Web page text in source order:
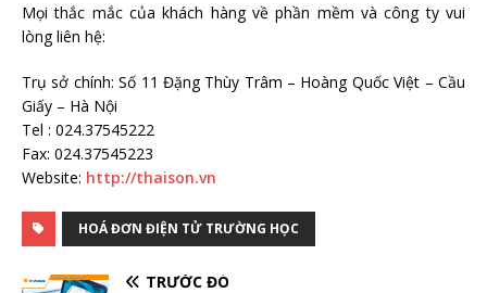
Mọi thắc mắc của khách hàng về phần mềm và công ty vui
lòng liên hệ:
Trụ sở chính: Số 11 Đặng Thùy Trâm – Hoàng Quốc Việt – Cầu
Giấy – Hà Nội
Tel : 024.37545222
Fax: 024.37545223
Website: http://thaison.vn
HOÁ ĐƠN ĐIỆN TỬ TRƯỜNG HỌC
TRƯỚC ĐÓ